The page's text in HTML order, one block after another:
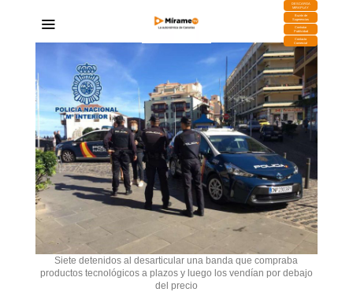
DESCARGA
MIRAPLAY
Buzón de
Sugerencias
Contratar
Publicidad
Contacto
Comercial
Siete detenidos al desarticular una banda que compraba
productos tecnológicos a plazos y luego los vendían por debajo
del precio